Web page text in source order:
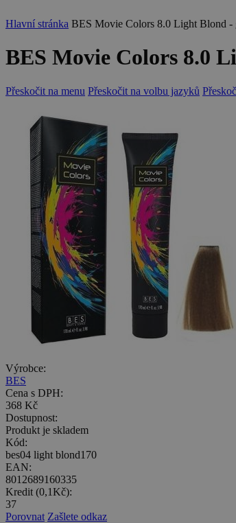
Hlavní stránka BES Movie Colors 8.0 Light Blond -
BES Movie Colors 8.0
Přeskočit na menu Přeskočit na volbu jazyků
Výrobce:
BES
Cena s DPH:
368 Kč
Dostupnost:
Produkt je skladem
Kód:
bes04 light blond170
EAN:
8012689160335
Kredit (0,1Kč):
37
Porovnat Zašlete odkaz